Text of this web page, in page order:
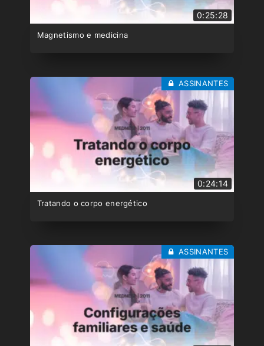
0:25:28
Magnetismo e medicina
0:24:14
Tratando o corpo energético
ASSINANTES
ASSINANTES